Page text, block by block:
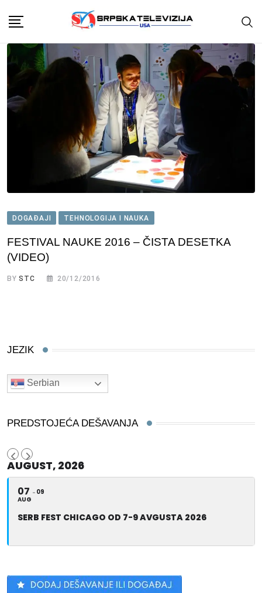
content
DOGAĐAJI TEHNOLOGIJA I NAUKA
FESTIVAL NAUKE 2016 – ČISTA DESETKA
(VIDEO)
BYSTC 20/12/2016
JEZIK
Serbian
PREDSTOJEĆA DEŠAVANJA
AUGUST, 2026
07
AUG
09
SERB FEST CHICAGO OD 7-9 AVGUSTA 2026